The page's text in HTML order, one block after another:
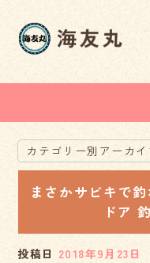
カテゴリー別アーカ
まさかサビキで
ドア
投稿日 2018年9月23日